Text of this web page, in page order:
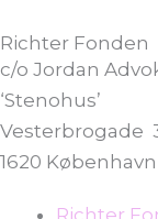
Richter Fonden
c/o Jordan
‘Stenohus’
Vesterbrogade
1620
Richter